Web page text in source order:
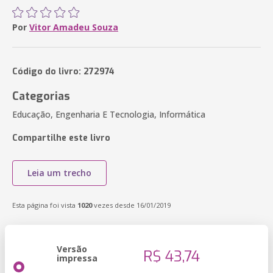
Por Vitor Amadeu Souza
Código do livro: 272974
Categorias
Educação, Engenharia E Tecnologia, Informática
Compartilhe este livro
Leia um trecho
Esta página foi vista 1020vezes desde 16/01/2019
Versão
impressa R$ 43,74